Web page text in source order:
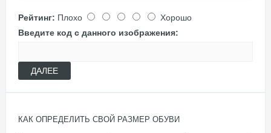
Рейтинг: Плохо
Хорошо
Введите код с данного изображения:
ДАЛЕЕ
КАК ОПРЕДЕЛИТЬ СВОЙ РАЗМЕР ОБУВИ